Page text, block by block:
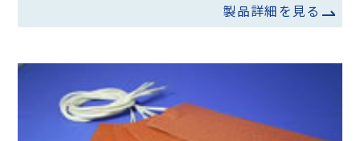
製品詳細を見る